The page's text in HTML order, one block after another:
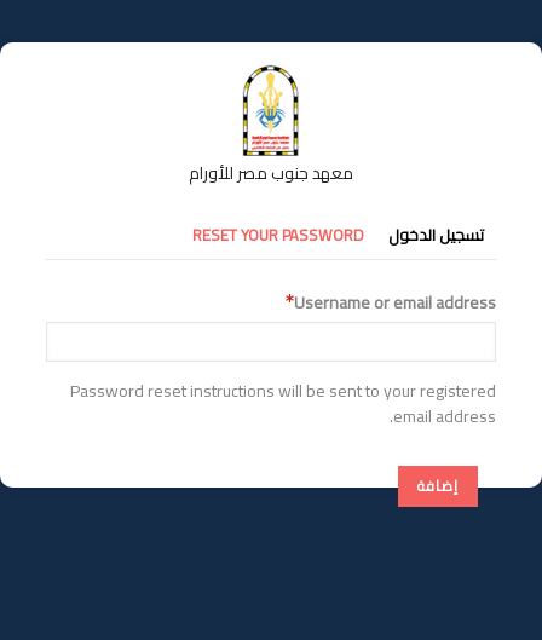
إلى
المحتوى
معهد جنوب مصر للأورام
التبويبات
الأساسية
تسجيل الدخول RESET YOUR PASSWORD
Username or email address
Password reset instructions will be sent to your registered
email address.